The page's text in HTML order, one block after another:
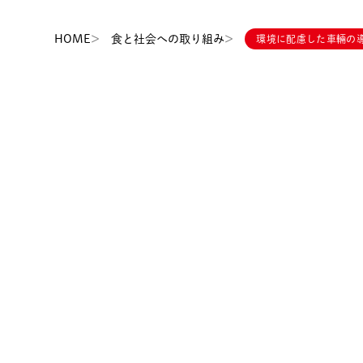
HOME 食と社会への取り組み 環境に配慮した車輛の